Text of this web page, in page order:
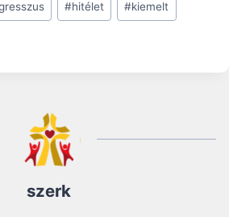
#hitélet #kiemelt
szerk